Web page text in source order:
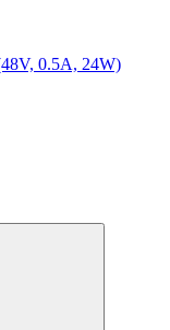
0.5A, 24W)